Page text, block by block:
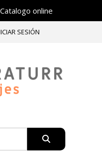
online
SESIÓN